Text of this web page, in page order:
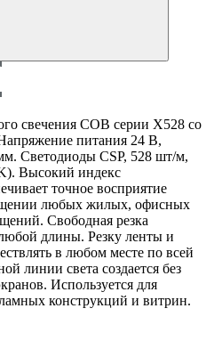
свечения COB серии X528 со
питания 24 В,
Светодиоды CSP, 528 шт/м,
Высокий индекс
точное восприятие
любых жилых, офисных
Свободная резка
длины. Резку ленты и
в любом месте по всей
линии света создается без
Используется для
конструкций и витрин.